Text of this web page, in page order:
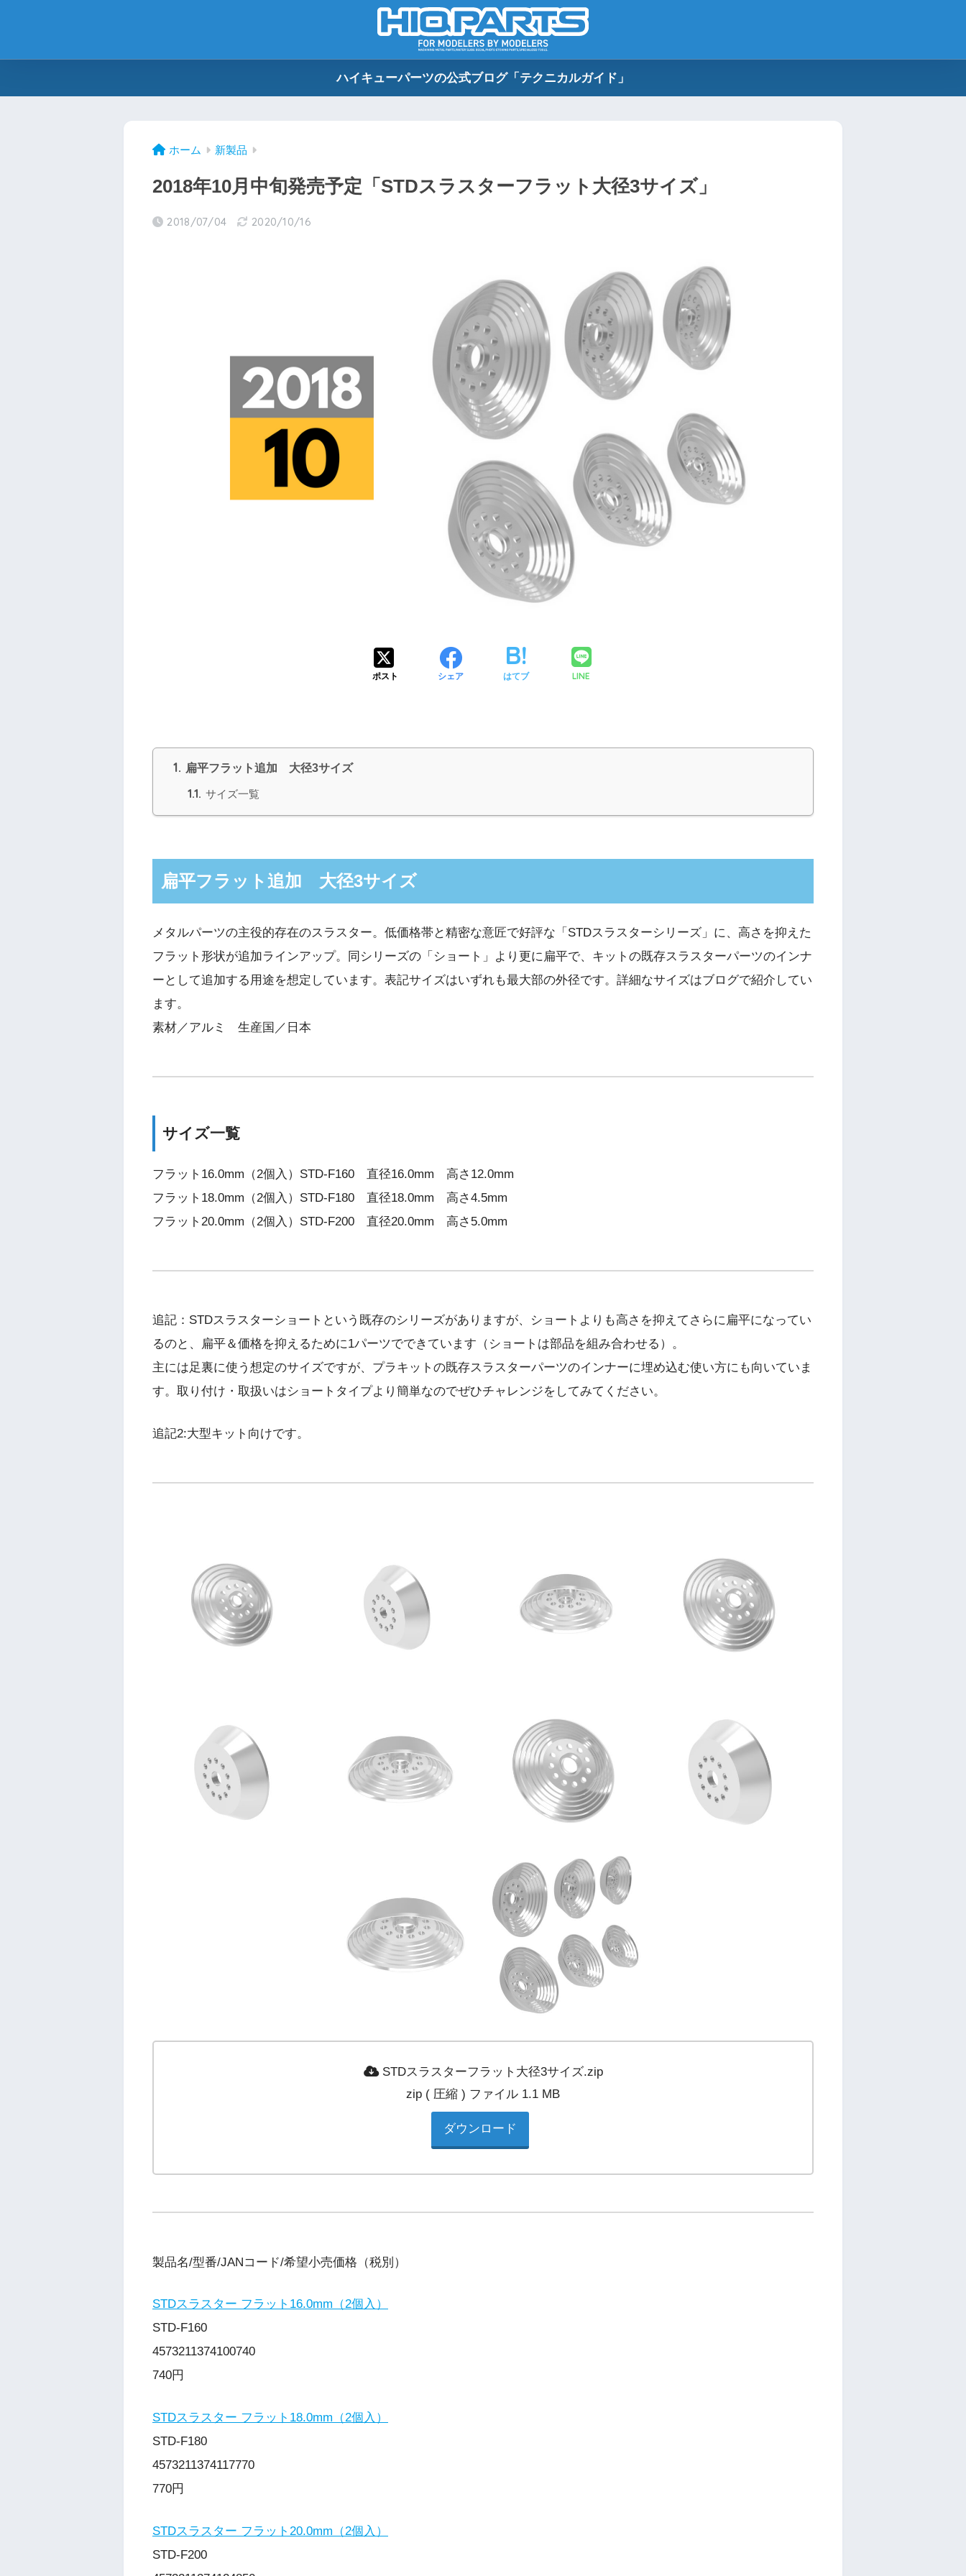
ハイキューパーツの公式ブログ「テクニカルガイド」
ホーム 新製品
2018年10月中旬発売予定「STDスラスターフラット大径3サイズ」
2018/07/04 2020/10/16
ポスト シェア はてブ LINE
1. 扁平フラット追加 大径3サイズ
1.1. サイズ一覧
扁平フラット追加 大径3サイズ
メタルパーツの主役的存在のスラスター。低価格帯と精密な意匠で好評な「STDスラスターシリーズ」に、高さを抑えた
フラット形状が追加ラインアップ。同シリーズの「ショート」より更に扁平で、キットの既存スラスターパーツのインナ
ーとして追加する用途を想定しています。表記サイズはいずれも最大部の外径です。詳細なサイズはブログで紹介してい
ます。
素材／アルミ 生産国／日本
サイズ一覧
フラット16.0mm（2個入）STD-F160 直径16.0mm 高さ12.0mm
フラット18.0mm（2個入）STD-F180 直径18.0mm 高さ4.5mm
フラット20.0mm（2個入）STD-F200 直径20.0mm 高さ5.0mm
追記：STDスラスターショートという既存のシリーズがありますが、ショートよりも高さを抑えてさらに扁平になってい
るのと、扁平＆価格を抑えるために1パーツでできています（ショートは部品を組み合わせる）。
主には足裏に使う想定のサイズですが、プラキットの既存スラスターパーツのインナーに埋め込む使い方にも向いていま
す。取り付け・取扱いはショートタイプより簡単なのでぜひチャレンジをしてみてください。
追記2:大型キット向けです。
STDスラスターフラット大径3サイズ.zip
zip ( 圧縮 ) ファイル 1.1 MB
ダウンロード
製品名/型番/JANコード/希望小売価格（税別）
STDスラスター フラット16.0mm（2個入）
STD-F160
4573211374100740
740円
STDスラスター フラット18.0mm（2個入）
STD-F180
4573211374117770
770円
STDスラスター フラット20.0mm（2個入）
STD-F200